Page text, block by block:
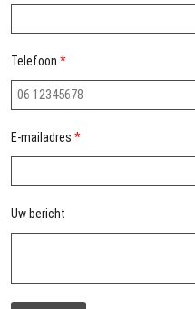
Telefoon *
E-mailadres *
Uw bericht